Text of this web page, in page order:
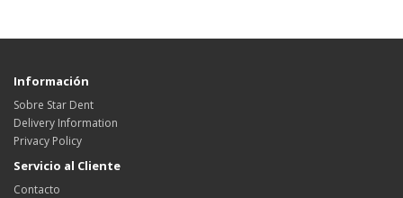
Información
Sobre Star Dent
Delivery Information
Privacy Policy
Servicio al Cliente
Contacto